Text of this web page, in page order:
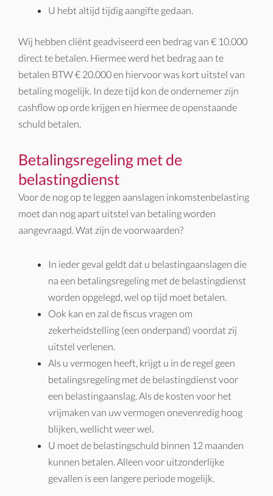
U hebt altijd tijdig aangifte gedaan.
Wij hebben cliënt geadviseerd een bedrag van € 10.000
direct te betalen. Hiermee werd het bedrag aan te
betalen BTW € 20.000 en hiervoor was kort uitstel van
betaling mogelijk. In deze tijd kon de ondernemer zijn
cashflow op orde krijgen en hiermee de openstaande
schuld betalen.
Betalingsregeling met de
belastingdienst
Voor de nog op te leggen aanslagen inkomstenbelasting
moet dan nog apart uitstel van betaling worden
aangevraagd. Wat zijn de voorwaarden?
In ieder geval geldt dat u belastingaanslagen die
na een betalingsregeling met de belastingdienst
worden opgelegd, wel op tijd moet betalen.
Ook kan en zal de fiscus vragen om
zekerheidstelling (een onderpand) voordat zij
uitstel verlenen.
Als u vermogen heeft, krijgt u in de regel geen
betalingsregeling met de belastingdienst voor
een belastingaanslag. Als de kosten voor het
vrijmaken van uw vermogen onevenredig hoog
blijken, wellicht weer wel.
U moet de belastingschuld binnen 12 maanden
kunnen betalen. Alleen voor uitzonderlijke
gevallen is een langere periode mogelijk.